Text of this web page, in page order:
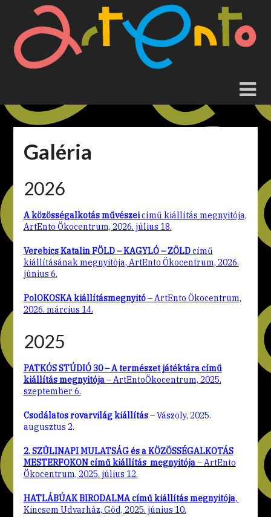
content
Galéria
2026
A közösségalkotás művészeicímű kiállítás megnyitója,
ArtEnto Ökocentrum, 2026. július 18.
Verebics Katalin FÖLD – KAGYLÓ – ZÖLDcímű
kiállításának megnyitója, ArtEnto Ökocentrum, 2026.
június 6.
PolOKOSKA kiállításmegnyitó– ArtEnto Ökocentrum,
2026. március 14.
2025
PATKÓS STÚDIÓ 30 – A természet játéktára című
kiállítás megnyitója– ArtEntoÖkocentrum, 2025.
szeptember 6.
Csodálatos rovarvilág kiállítás– Vászoly, 2025.
augusztus 2.
2. SZÜLINAPI MULATSÁG és a KÖZÖSSÉGALKOTÁS
MESTERFOKON című kiállítás megnyitója– ArtEnto
Ökocentrum, 2025. július 12.
HATLÁBÚAK BIRODALMA című kiállítás megnyitója,
Kincsem Udvarház, Göd, 2025. június 10.